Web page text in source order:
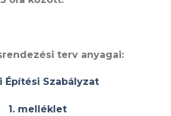
terv anyagai:
Építési Szabályzat
1. melléklet